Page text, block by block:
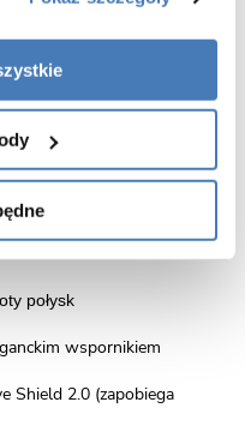
Gold Shine New
ścianki boczne)
połysk
wspornikiem
Shield 2.0 (zapobiega